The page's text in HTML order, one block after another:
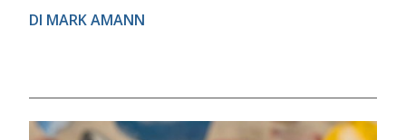
DI MARK AMANN